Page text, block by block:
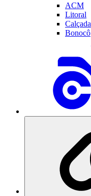
ACM
Litoral
Calçada
Bonocô